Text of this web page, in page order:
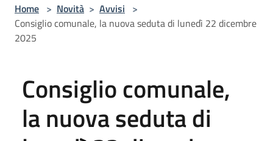
Home > Novità > Avvisi >
Consiglio comunale, la nuova seduta di lunedì 22 dicembre
2025
Consiglio comunale,
la nuova seduta di